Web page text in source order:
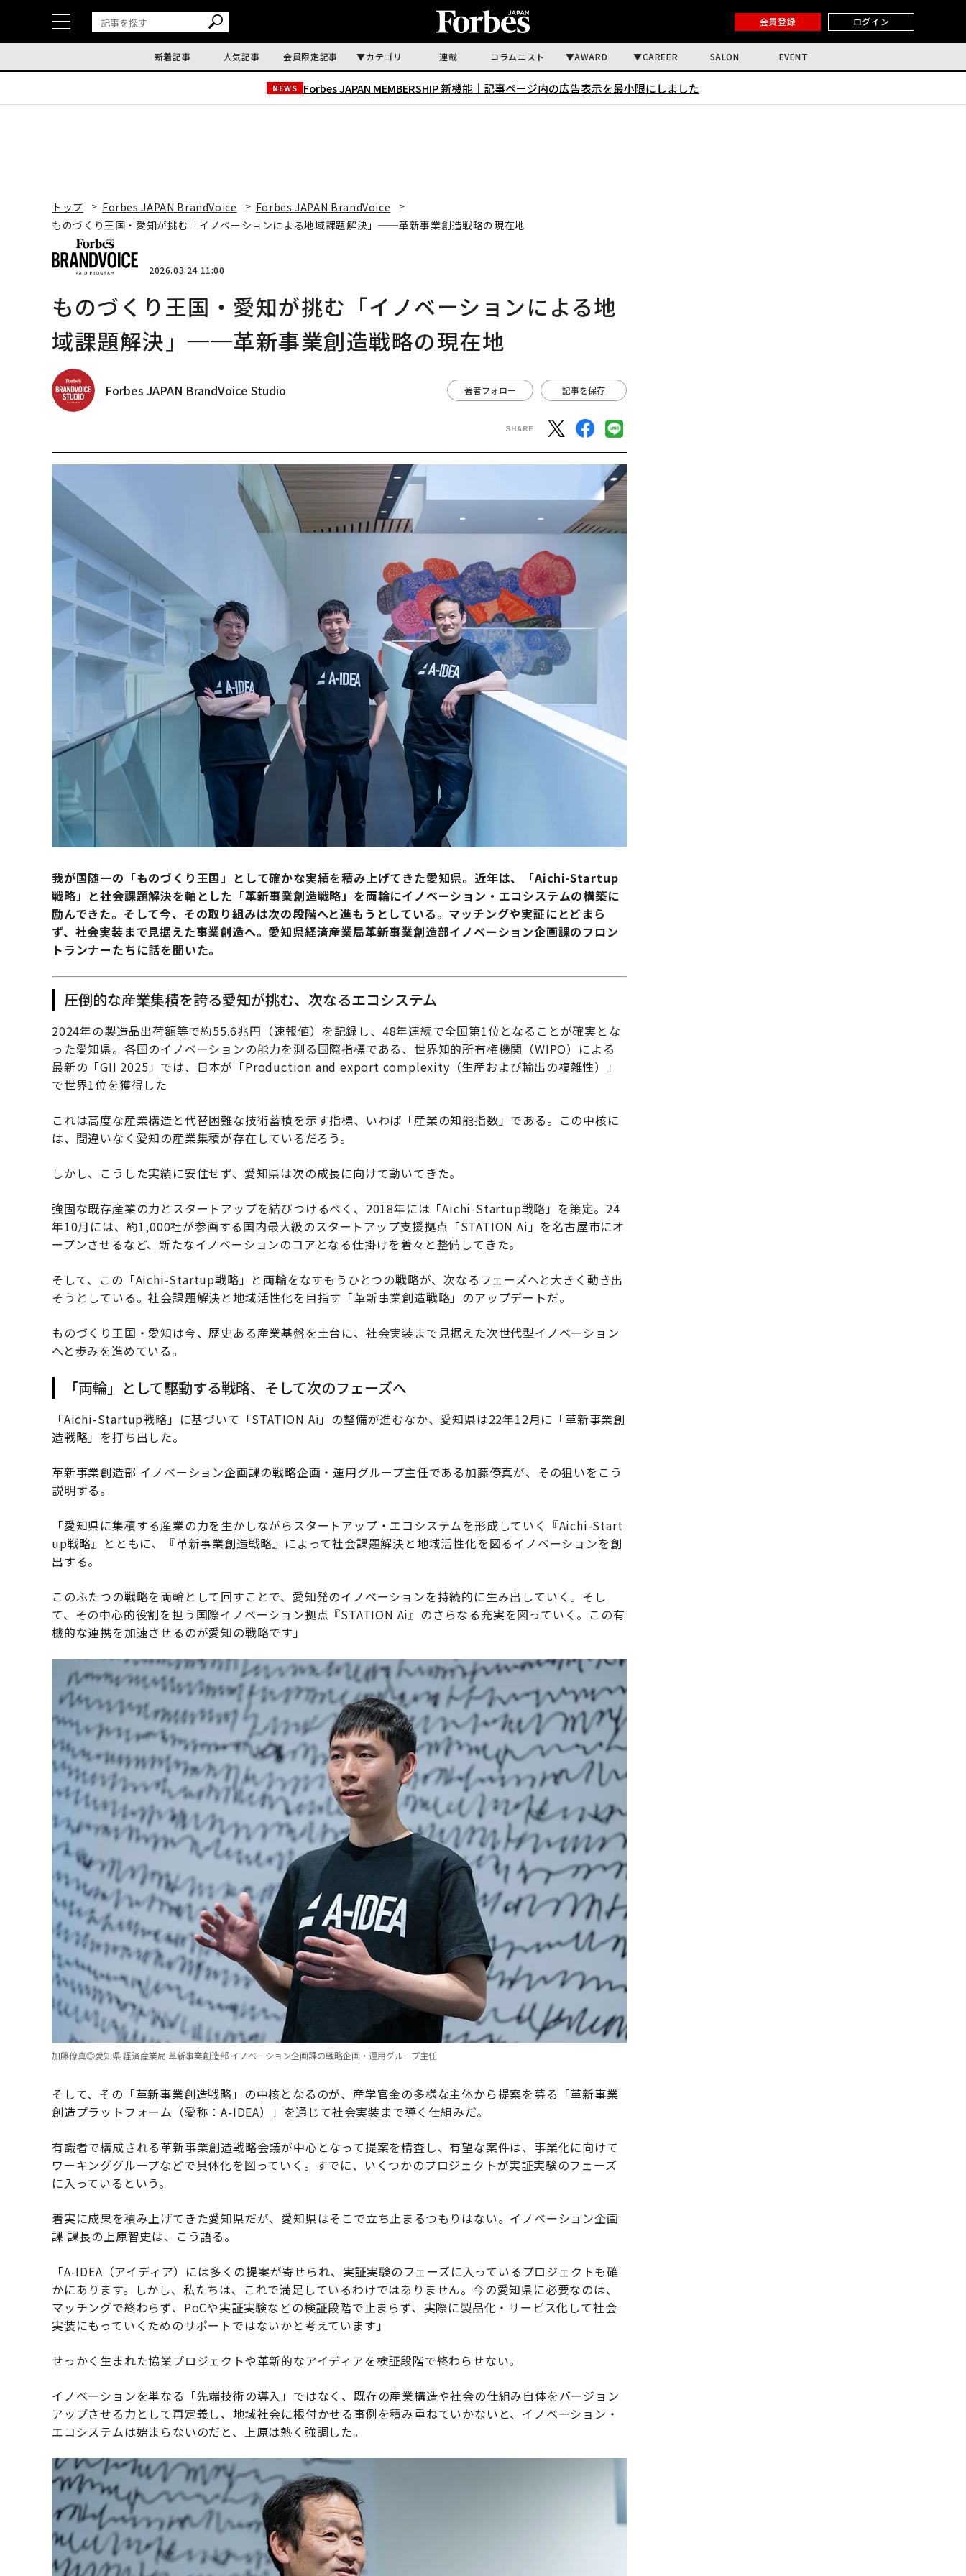
会員登録 ログイン
新着記事 人気記事 会員限定記事 カテゴリ 連載 コラムニスト AWARD CAREER SALON EVENT
NEWS Forbes JAPAN MEMBERSHIP 新機能｜ 記事ページ内の広告表示を最小限にしました
トップ Forbes JAPAN BrandVoice
Forbes JAPAN BrandVoice
ものづくり王国・愛知が挑む「イノベーションによる地域課題解決」──革新事業創造戦略の現在地
2026.03.24 11:00
ものづくり王国・愛知が挑む「イノベーションによる地
域課題解決」──革新事業創造戦略の現在地
Forbes JAPAN BrandVoice Studio 著者フォロー 記事を保存
我が国随一の「ものづくり王国」として確かな実績を積み上げてきた愛知県。近年は、「Aichi-Startup
戦略」と社会課題解決を軸とした「革新事業創造戦略」を両輪にイノベーション・エコシステムの構築に
励んできた。そして今、その取り組みは次の段階へと進もうとしている。マッチングや実証にとどまら
ず、社会実装まで見据えた事業創造へ。愛知県経済産業局革新事業創造部イノベーション企画課のフロン
トランナーたちに話を聞いた。
圧倒的な産業集積を誇る愛知が挑む、次なるエコシステム
2024年の製造品出荷額等で約55.6兆円（速報値）を記録し、48年連続で全国第1位となることが確実とな
った愛知県。各国のイノベーションの能力を測る国際指標である、世界知的所有権機関（WIPO）による
最新の「GII 2025」では、日本が「Production and export complexity（生産および輸出の複雑性）」
で世界1位を獲得した
これは高度な産業構造と代替困難な技術蓄積を示す指標、いわば「産業の知能指数」である。この中核に
は、間違いなく愛知の産業集積が存在しているだろう。
しかし、こうした実績に安住せず、愛知県は次の成長に向けて動いてきた。
強固な既存産業の力とスタートアップを結びつけるべく、2018年には「Aichi-Startup戦略」を策定。24
年10月には、約1,000社が参画する国内最大級のスタートアップ支援拠点「STATION Ai」を名古屋市にオ
ープンさせるなど、新たなイノベーションのコアとなる仕掛けを着々と整備してきた。
そして、この「Aichi-Startup戦略」と両輪をなすもうひとつの戦略が、次なるフェーズへと大きく動き出
そうとしている。社会課題解決と地域活性化を目指す「革新事業創造戦略」のアップデートだ。
ものづくり王国・愛知は今、歴史ある産業基盤を土台に、社会実装まで見据えた次世代型イノベーション
へと歩みを進めている。
「両輪」として駆動する戦略、そして次のフェーズへ
「Aichi-Startup戦略」に基づいて「STATION Ai」の整備が進むなか、愛知県は22年12月に「革新事業創
造戦略」を打ち出した。
革新事業創造部 イノベーション企画課の戦略企画・運用グループ主任である加藤僚真が、その狙いをこう
説明する。
「愛知県に集積する産業の力を生かしながらスタートアップ・エコシステムを形成していく『Aichi-Start
up戦略』とともに、『革新事業創造戦略』によって社会課題解決と地域活性化を図るイノベーションを創
出する。
このふたつの戦略を両輪として回すことで、愛知発のイノベーションを持続的に生み出していく。そし
て、その中心的役割を担う国際イノベーション拠点『STATION Ai』のさらなる充実を図っていく。この有
機的な連携を加速させるのが愛知の戦略です」
加藤僚真◎愛知県 経済産業局 革新事業創造部 イノベーション企画課の戦略企画・運用グループ主任
そして、その「革新事業創造戦略」の中核となるのが、産学官金の多様な主体から提案を募る「革新事業
創造プラットフォーム（愛称：A-IDEA）」を通じて社会実装まで導く仕組みだ。
有識者で構成される革新事業創造戦略会議が中心となって提案を精査し、有望な案件は、事業化に向けて
ワーキンググループなどで具体化を図っていく。すでに、いくつかのプロジェクトが実証実験のフェーズ
に入っているという。
着実に成果を積み上げてきた愛知県だが、愛知県はそこで立ち止まるつもりはない。イノベーション企画
課 課長の上原智史は、こう語る。
「A-IDEA（アイディア）には多くの提案が寄せられ、実証実験のフェーズに入っているプロジェクトも確
かにあります。しかし、私たちは、これで満足しているわけではありません。今の愛知県に必要なのは、
マッチングで終わらず、PoCや実証実験などの検証段階で止まらず、実際に製品化・サービス化して社会
実装にもっていくためのサポートではないかと考えています」
せっかく生まれた協業プロジェクトや革新的なアイディアを検証段階で終わらせない。
イノベーションを単なる「先端技術の導入」ではなく、既存の産業構造や社会の仕組み自体をバージョン
アップさせる力として再定義し、地域社会に根付かせる事例を積み重ねていかないと、イノベーション・
エコシステムは始まらないのだと、上原は熱く強調した。